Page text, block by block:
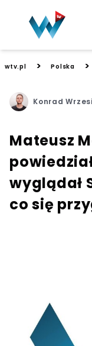
wtv.pl > Polska >
Konrad
Mateusz
wyglądał
co się